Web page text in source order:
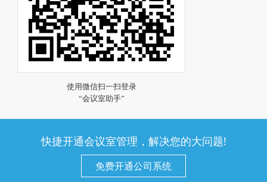
快捷开通会议室管理，解决您的大问题!
免费开通公司系统